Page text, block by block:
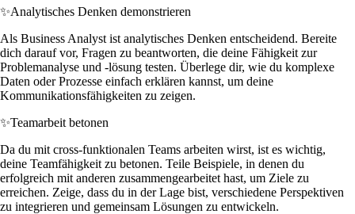
✨Analytisches Denken demonstrieren
Als Business Analyst ist analytisches Denken entscheidend. Bereite
dich darauf vor, Fragen zu beantworten, die deine Fähigkeit zur
Problemanalyse und -lösung testen. Überlege dir, wie du komplexe
Daten oder Prozesse einfach erklären kannst, um deine
Kommunikationsfähigkeiten zu zeigen.
✨Teamarbeit betonen
Da du mit cross-funktionalen Teams arbeiten wirst, ist es wichtig,
deine Teamfähigkeit zu betonen. Teile Beispiele, in denen du
erfolgreich mit anderen zusammengearbeitet hast, um Ziele zu
erreichen. Zeige, dass du in der Lage bist, verschiedene Perspektiven
zu integrieren und gemeinsam Lösungen zu entwickeln.